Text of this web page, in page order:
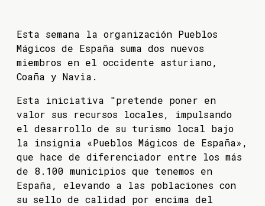
Esta semana la organización Pueblos
Mágicos de España suma dos nuevos
miembros en el occidente asturiano,
Coaña y Navia.
Esta iniciativa "pretende poner en
valor sus recursos locales, impulsando
el desarrollo de su turismo local bajo
la insignia «Pueblos Mágicos de España»,
que hace de diferenciador entre los más
de 8.100 municipios que tenemos en
España, elevando a las poblaciones con
su sello de calidad por encima del